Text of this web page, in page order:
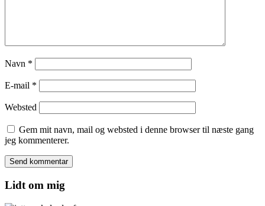
Navn *
E-mail *
Websted
Gem mit navn, mail og websted i denne browser til næste gang
jeg kommenterer.
Lidt om mig